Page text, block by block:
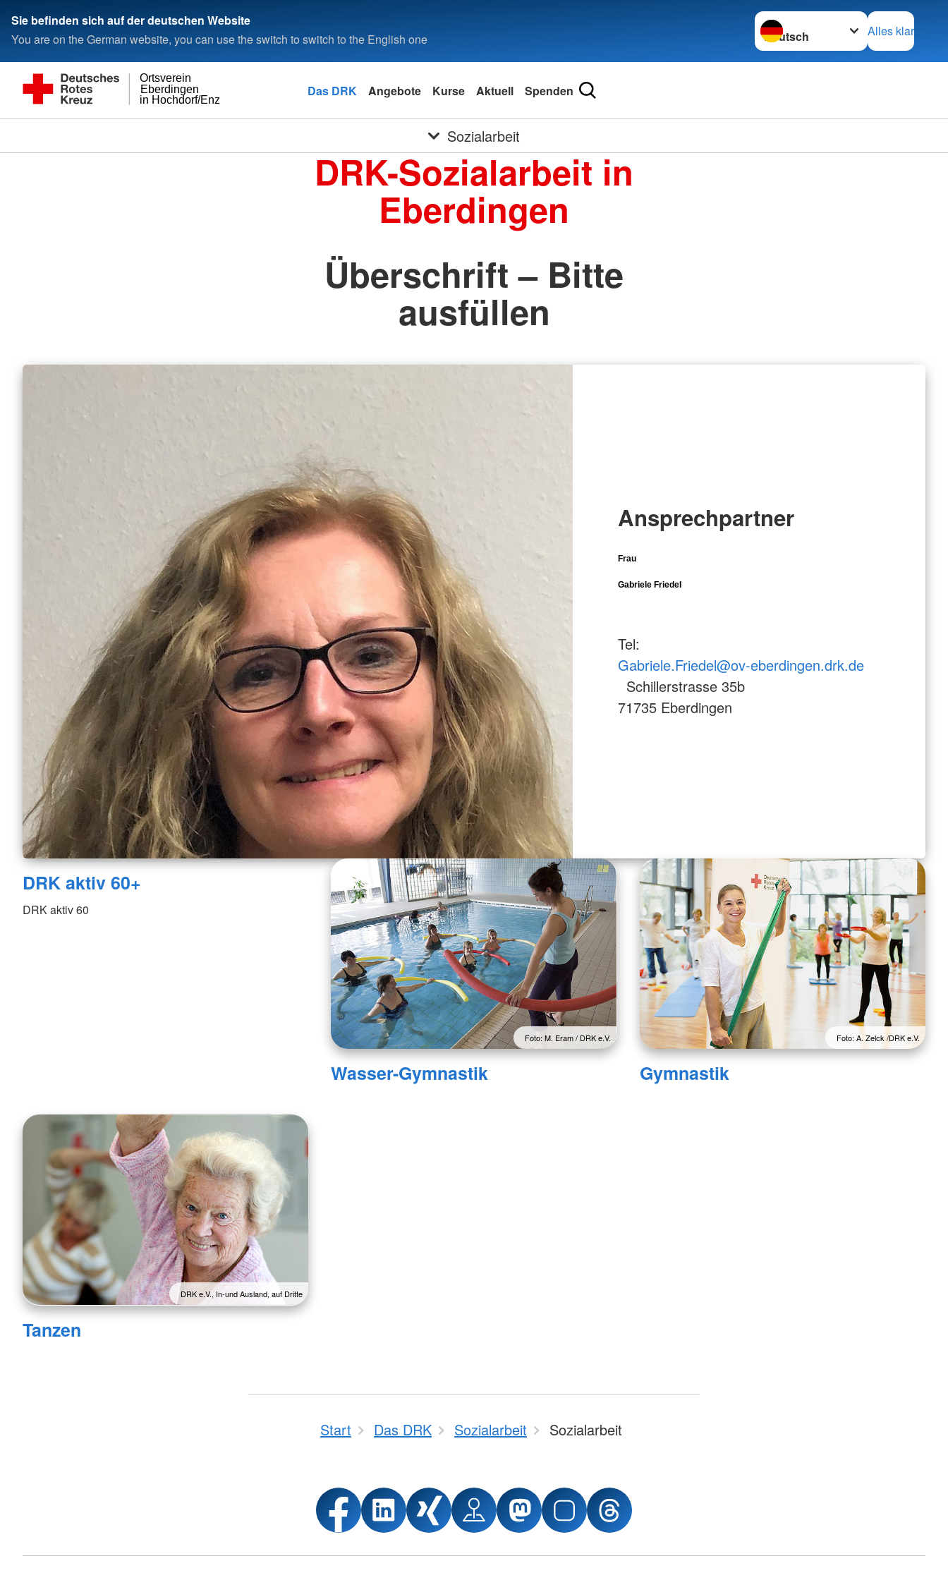
Sie befinden sich auf der deutschen Website
You are on the German website, you can use the switch to switch to the English one
Sprache wechseln zu
Alles klar
in Hochdorf/Enz
Eberdingen
Ortsverein
Das DRK Angebote Kurse Aktuell Spenden
Sozialarbeit
DRK-Sozialarbeit in
Eberdingen
Überschrift – Bitte
ausfüllen
Ansprechpartner
Frau
Gabriele Friedel
Tel:
Gabriele.Friedel@ov-eberdingen.drk.de
Schillerstrasse 35b
71735 Eberdingen
DRK aktiv 60+
DRK aktiv 60
Foto: M. Eram / DRK e.V.
Wasser-Gymnastik
Foto: A. Zelck /DRK e.V.
Gymnastik
DRK e.V., In-und Ausland, auf Dritte
Tanzen
Start Das DRK Sozialarbeit Sozialarbeit